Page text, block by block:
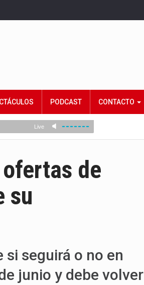
PODCAST CONTACTO
de
su
seguirá o no en
junio y debe volver